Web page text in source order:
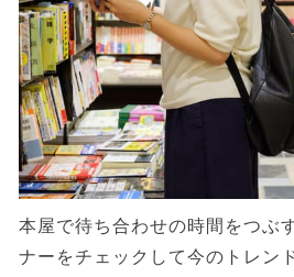
本屋で待ち合わせの時間をつぶ
ナーをチェックして今のトレン